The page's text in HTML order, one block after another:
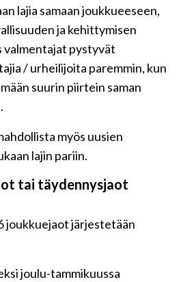
lajia samaan joukkueeseen,
ja kehittymisen
valmentajat pystyvät
/ urheilijoita paremmin, kun
suurin piirtein saman
myös uusien
lajin pariin.
tai täydennysjaot
joukkuejaot järjestetään
joulu-tammikuussa